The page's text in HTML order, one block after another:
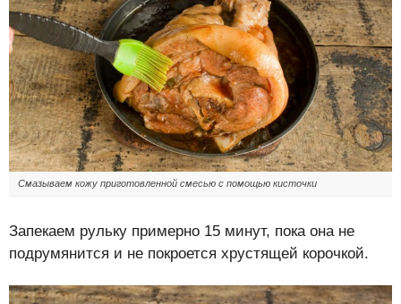
Смазываем кожу приготовленной смесью с помощью кисточки
Запекаем рульку примерно 15 минут, пока она не
подрумянится и не покроется хрустящей корочкой.